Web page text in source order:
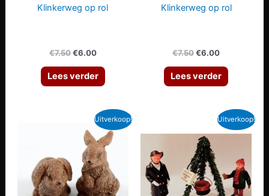
Klinkerweg op rol
€7.50Oorspronkelijke
was:
€7.50.
€6.00Huidige
is:
€6.00.
Lees verder
Klinkerweg op rol
€7.50Oorspronkelijke
was:
€7.50.
€6.00Huidige
is:
€6.00.
Lees verder
Uitverkoop! Uitverkoop!